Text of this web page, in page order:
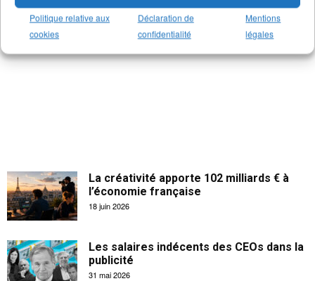
Politique relative aux
cookies
Déclaration de
confidentialité
Mentions
légales
La créativité apporte 102 milliards € à
l’économie française
18 juin 2026
Les salaires indécents des CEOs dans la
publicité
31 mai 2026